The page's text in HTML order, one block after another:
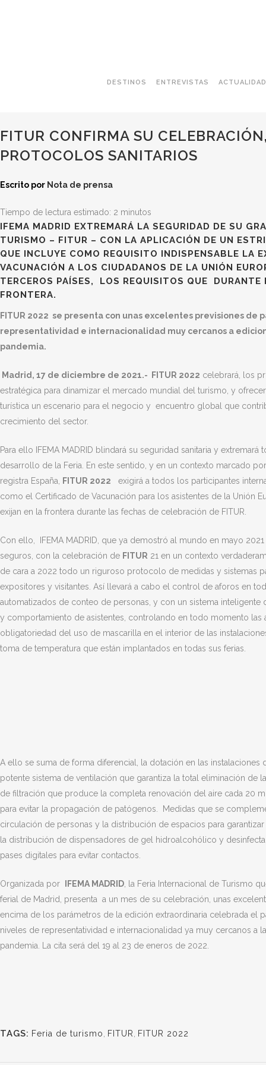
DESTINOS ENTREVISTAS ACTUALIDAD
FITUR CONFIRMA SU
PROTOCOLOS SANITARIOS
Escrito por Nota de prensa
Tiempo de lectura estimado: 2 minutos
IFEMA MADRID EXTREMARÁ LA SEGURIDAD DE SU
TURISMO – FITUR – CON LA APLICACIÓN DE UN
QUE INCLUYE COMO REQUISITO INDISPENSABLE LA
VACUNACIÓN A LOS CIUDADANOS DE LA UNIÓN
TERCEROS PAÍSES, LOS REQUISITOS QUE DURANTE
FRONTERA.
FITUR 2022 se presenta con unas excelentes previsiones de
representatividad e internacionalidad muy cercanos a
pandemia.
Madrid, 17 de diciembre de 2021.- FITUR 2022 celebrará, los
estratégica para dinamizar el mercado mundial del turismo, y
turística un escenario para el negocio y encuentro global que
crecimiento del sector.
Para ello IFEMA MADRID blindará su seguridad sanitaria y
desarrollo de la Feria. En este sentido, y en un contexto marcado
registra España,
FITUR 2022 exigirá a todos los participantes
como el Certificado de Vacunación para los asistentes de la Unión
exijan en la frontera durante las fechas de celebración de FITUR.
Con ello, IFEMA MADRID, que ya demostró al mundo en mayo
seguros, con la celebración de FITUR 21 en un contexto
de cara a 2022 todo un riguroso protocolo de medidas y sistemas
expositores y visitantes. Así llevará a cabo el control de aforos en
automatizados de conteo de personas, y con un sistema inteligente
y comportamiento de asistentes, controlando en todo momento las
obligatoriedad del uso de mascarilla en el interior de las
toma de temperatura que están implantados en todas sus ferias.
A ello se suma de forma diferencial, la dotación en las instalaciones
potente sistema de ventilación que garantiza la total eliminación de
de filtración que produce la completa renovación del aire cada 20
para evitar la propagación de patógenos. Medidas que se
circulación de personas y la distribución de espacios para
la distribución de dispensadores de gel hidroalcohólico y
pases digitales para evitar contactos.
Organizada por IFEMA MADRID , la Feria Internacional de Turismo
ferial de Madrid, presenta a un mes de su celebración, unas
encima de los parámetros de la edición extraordinaria celebrada el
niveles de representatividad e internacionalidad ya muy cercanos a
pandemia. La cita será del 19 al 23 de eneros de 2022.
TAGS: Feria de turismo FITUR FITUR 2022